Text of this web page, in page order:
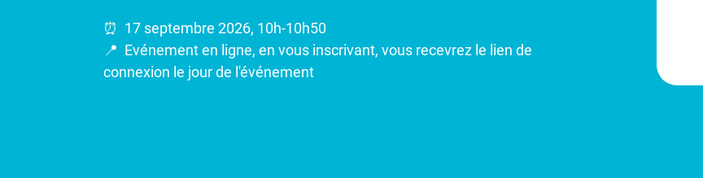
⏰ 17 septembre 2026, 10h-10h50
📍 Evénement en ligne, en vous inscrivant, vous recevrez le lien de
connexion le jour de l'événement